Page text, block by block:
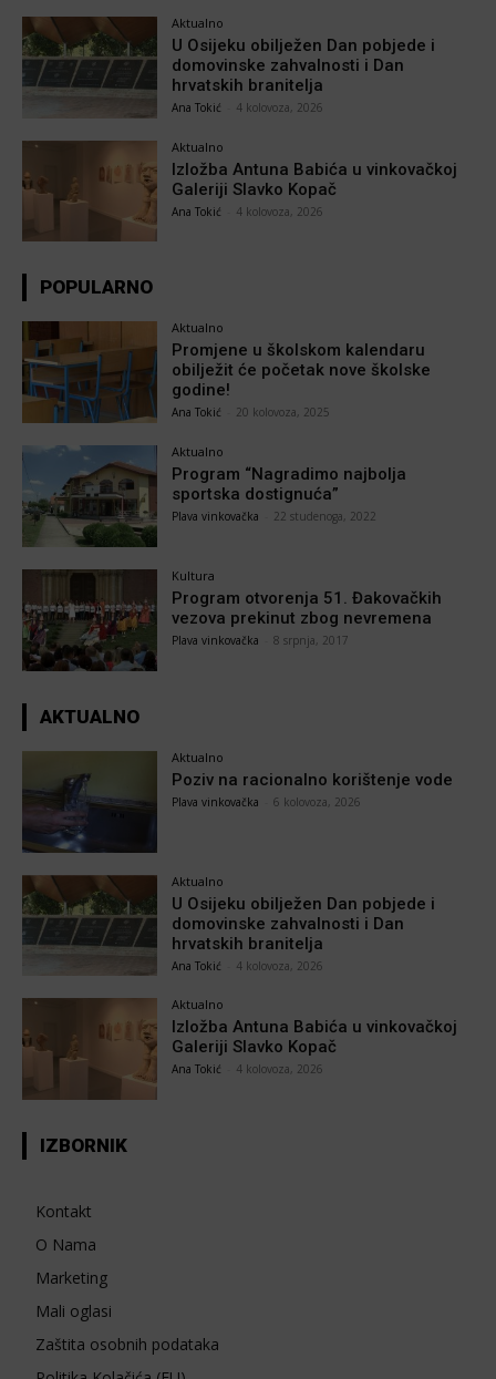
Aktualno
U Osijeku obilježen Dan pobjede i
domovinske zahvalnosti i Dan
hrvatskih branitelja
Ana Tokić 4 kolovoza, 2026
Aktualno
Izložba Antuna Babića u vinkovačkoj
Galeriji Slavko Kopač
Ana Tokić 4 kolovoza, 2026
POPULARNO
Aktualno
Promjene u školskom kalendaru
obilježit će početak nove školske
godine!
Ana Tokić 20 kolovoza, 2025
Aktualno
Program “Nagradimo najbolja
sportska dostignuća”
Plava vinkovačka 22 studenoga, 2022
Kultura
Program otvorenja 51. Đakovačkih
vezova prekinut zbog nevremena
Plava vinkovačka 8 srpnja, 2017
AKTUALNO
Aktualno
Poziv na racionalno korištenje vode
Plava vinkovačka 6 kolovoza, 2026
Aktualno
U Osijeku obilježen Dan pobjede i
domovinske zahvalnosti i Dan
hrvatskih branitelja
Ana Tokić 4 kolovoza, 2026
Aktualno
Izložba Antuna Babića u vinkovačkoj
Galeriji Slavko Kopač
Ana Tokić 4 kolovoza, 2026
IZBORNIK
Kontakt
O Nama
Marketing
Mali oglasi
Zaštita osobnih podataka